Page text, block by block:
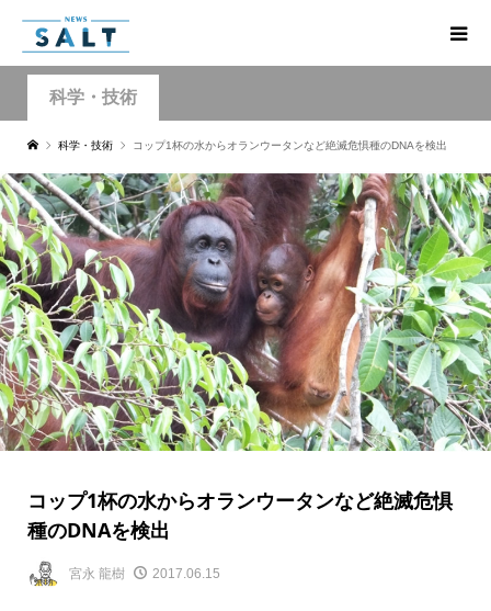
科学・技術
科学・技術 コップ1杯の水からオランウータンなど絶滅危惧種のDNAを検出
コップ1杯の水からオランウータンなど絶滅危惧
種のDNAを検出
宮永 龍樹 2017.06.15